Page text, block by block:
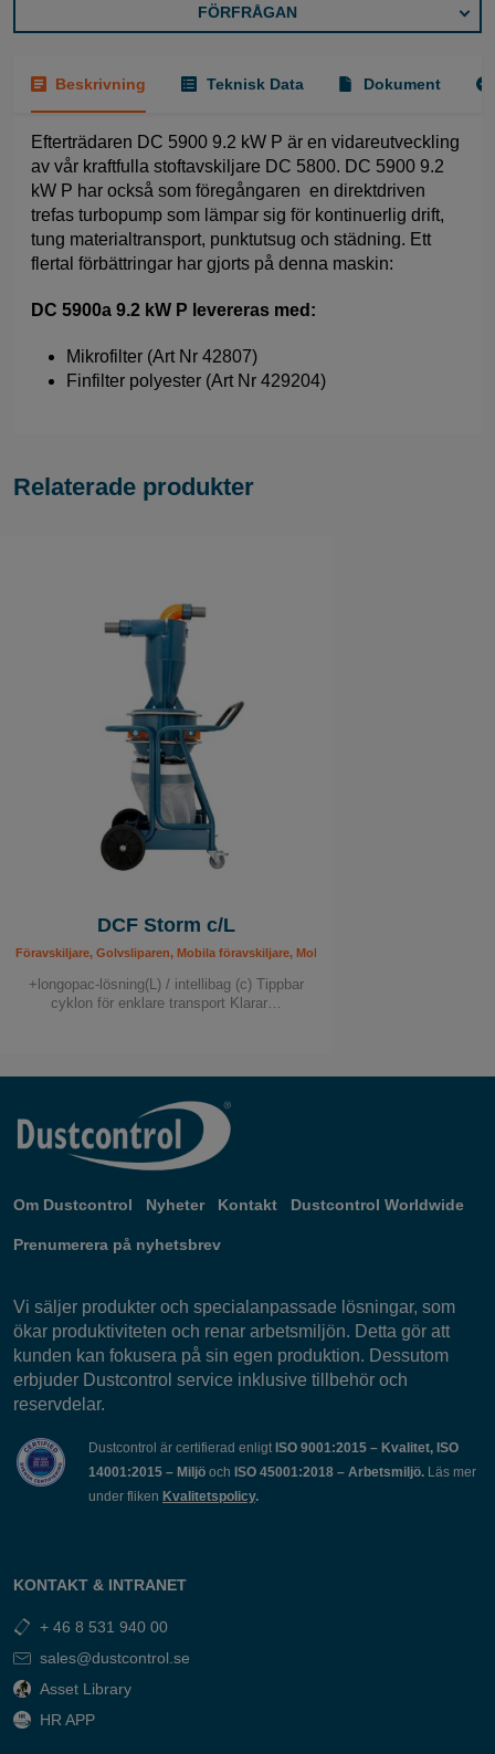
FÖRFRÅGAN
Beskrivning Teknisk Data Dokument
Efterträdaren DC 5900 9.2 kW P är en vidareutveckling
av vår kraftfulla stoftavskiljare DC 5800. DC 5900 9.2
kW P har också som föregångaren en direktdriven
trefas turbopump som lämpar sig för kontinuerlig drift,
tung materialtransport, punktutsug och städning. Ett
flertal förbättringar har gjorts på denna maskin:
DC 5900a 9.2 kW P levereras med:
Mikrofilter (Art Nr 42807)
Finfilter polyester (Art Nr 429204)
Relaterade produkter
DCF Storm c/L
Föravskiljare, Golvsliparen, Mobila föravskiljare, Mobila Föravskiljare, Sanerare
+longopac-lösning(L) / intellibag (c) Tippbar
cyklon för enklare transport Klarar…
Om Dustcontrol Nyheter Kontakt Dustcontrol Worldwide
Prenumerera på nyhetsbrev
Vi säljer produkter och specialanpassade lösningar, som
ökar produktiviteten och renar arbetsmiljön. Detta gör att
kunden kan fokusera på sin egen produktion. Dessutom
erbjuder Dustcontrol service inklusive tillbehör och
reservdelar.
Dustcontrol är certifierad enligt ISO 9001:2015 – Kvalitet, ISO
14001:2015 – Miljö och ISO 45001:2018 – Arbetsmiljö. Läs mer
under fliken Kvalitetspolicy.
KONTAKT & INTRANET
+ 46 8 531 940 00
sales@dustcontrol.se
Asset Library
HR APP